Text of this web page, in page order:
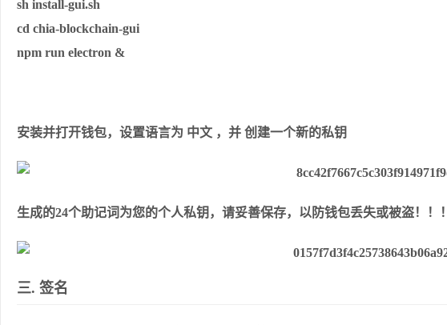
sh install-gui.sh
cd chia-blockchain-gui
npm run electron &
安装并打开钱包，设置语⾔为 中⽂ ，并 创建⼀个新的私钥
⽣成的24个助记词为您的个⼈私钥，请妥善保存，以防钱包丢失或被盗！！！
三. 签名